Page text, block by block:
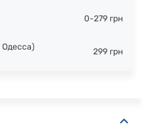
0-279 грн
Одесса)
299 грн